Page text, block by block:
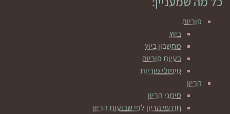
פוריות
ביוץ
מחשבון ביוץ
בעיות פוריות
טיפולי פוריות
הריון
סימני הריון
חודשי הריון לפי שבועות הריון